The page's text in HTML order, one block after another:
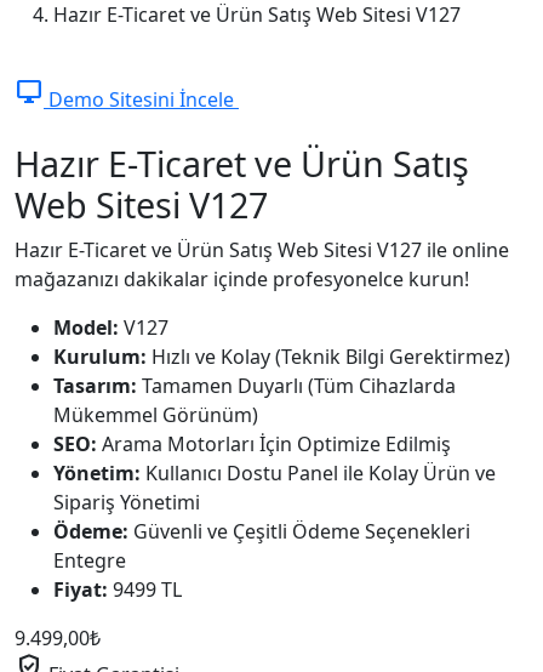
Hazır E-Ticaret ve Ürün Satış Web Sitesi V127
desktop_windows Demo Sitesini İncele
Hazır E-Ticaret ve Ürün Satış
Web Sitesi V127
Hazır E-Ticaret ve Ürün Satış Web Sitesi V127 ile online
mağazanızı dakikalar içinde profesyonelce kurun!
Model: V127
Kurulum: Hızlı ve Kolay (Teknik Bilgi Gerektirmez)
Tasarım: Tamamen Duyarlı (Tüm Cihazlarda
Mükemmel Görünüm)
SEO: Arama Motorları İçin Optimize Edilmiş
Yönetim: Kullanıcı Dostu Panel ile Kolay Ürün ve
Sipariş Yönetimi
Ödeme: Güvenli ve Çeşitli Ödeme Seçenekleri
Entegre
Fiyat: 9499 TL
9.499,00₺